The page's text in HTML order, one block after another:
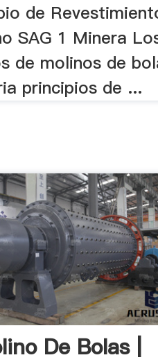
de
SAG 1 Minera
de molinos de
principios de ...
De Bolas |